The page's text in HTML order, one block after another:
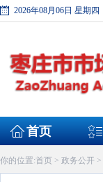
2026年08月06日 星期四
首页
你的位置:首页 > 政务公开 >